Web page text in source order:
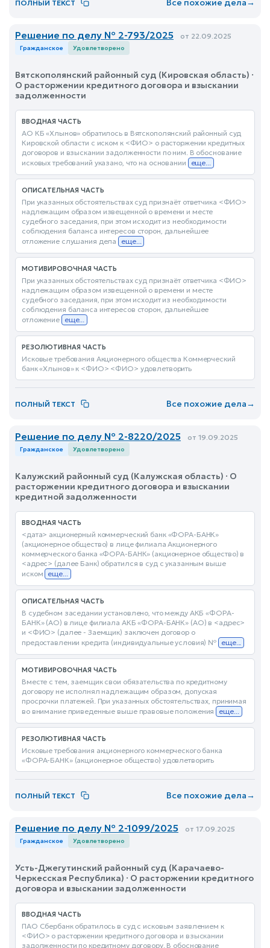
ПОЛНЫЙ ТЕКСТ
Решение по делу № 2-793/2025 от 22.09.2025
Гражданское Удовлетворено
Вятскополянский районный суд (Кировская область) ·
О расторжении кредитного договора и взыскании
задолженности
ВВОДНАЯ ЧАСТЬ
АО КБ «Хлынов» обратилось в Вятскополянский районный суд
Кировской области с иском к <ФИО> о расторжении кредитных
договоров и взыскании задолженности по ним. В обоснование
исковых требований указано, что на основании
еще...
ОПИСАТЕЛЬНАЯ ЧАСТЬ
При указанных обстоятельствах суд признаёт ответчика <ФИО>
надлежащим образом извещенной о времени и месте
судебного заседания, при этом исходит из необходимости
соблюдения баланса интересов сторон, дальнейшее
отложение слушания дела еще...
МОТИВИРОВОЧНАЯ ЧАСТЬ
При указанных обстоятельствах суд признаёт ответчика <ФИО>
надлежащим образом извещенной о времени и месте
судебного заседания, при этом исходит из необходимости
соблюдения баланса интересов сторон, дальнейшее
отложение еще...
РЕЗОЛЮТИВНАЯ ЧАСТЬ
Исковые требования Акционерного общества Коммерческий
банк «Хлынов» к <ФИО> <ФИО> удовлетворить
ПОЛНЫЙ ТЕКСТ Все похожие дела→
Решение по делу № 2-8220/2025 от 19.09.2025
Гражданское Удовлетворено
Калужский районный суд (Калужская область) · О
расторжении кредитного договора и взыскании
кредитной задолженности
ВВОДНАЯ ЧАСТЬ
<дата> акционерный коммерческий банк «ФОРА-БАНК»
(акционерное общество) в лице филиала Акционерного
коммерческого банка «ФОРА-БАНК» (акционерное общество) в
<адрес> (далее Банк) обратился в суд с указанным выше
иском еще...
ОПИСАТЕЛЬНАЯ ЧАСТЬ
В судебном заседании установлено, что между АКБ «ФОРА-
БАНК» (АО) в лице филиала АКБ «ФОРА-БАНК» (АО) в <адрес>
и <ФИО> (далее - Заемщик) заключен договор о
предоставлении кредита (индивидуальные условия) № еще...
МОТИВИРОВОЧНАЯ ЧАСТЬ
Вместе с тем, заемщик свои обязательства по кредитному
договору не исполнял надлежащим образом, допуская
просрочки платежей. При указанных обстоятельствах, принимая
во внимание приведенные выше правовые положения еще...
РЕЗОЛЮТИВНАЯ ЧАСТЬ
Исковые требования акционерного коммерческого банка
«ФОРА-БАНК» (акционерное общество) удовлетворить
ПОЛНЫЙ ТЕКСТ Все похожие дела→
Решение по делу № 2-1099/2025 от 17.09.2025
Гражданское Удовлетворено
Усть-Джегутинский районный суд (Карачаево-
Черкесская Республика) · О расторжении кредитного
договора и взыскании задолженности
ВВОДНАЯ ЧАСТЬ
ПАО Сбербанк обратилось в суд с исковым заявлением к
<ФИО> о расторжении кредитного договора и взыскании
задолженности по кредитному договору. В обоснование